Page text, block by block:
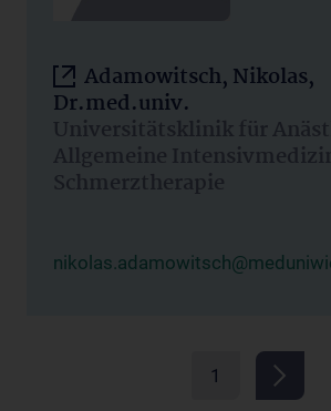
Adamowitsch, Nikolas,
Dr.med.univ.
Universitätsklinik für
Allgemeine
Schmerztherapie
1